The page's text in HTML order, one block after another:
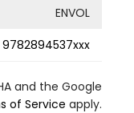
ENVOL
9782894537xxx
and the Google
of Service apply.